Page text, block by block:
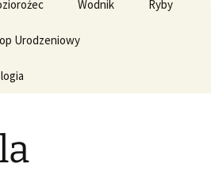
Wodnik Ryby
Urodzeniowy